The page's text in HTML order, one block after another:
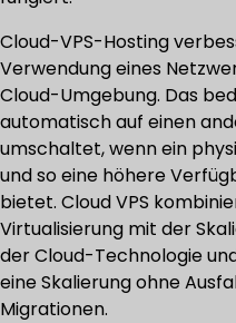
Cloud-VPS-Hosting
Verwendung eines
Cloud-Umgebung. Das
automatisch auf einen
umschaltet, wenn ein
und so eine höhere
bietet. Cloud VPS
Virtualisierung mit der
der Cloud-Technologie
eine Skalierung ohne
Migrationen.